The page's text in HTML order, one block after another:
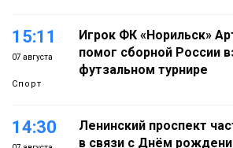
15:11
07 августа
Спорт
Игрок ФК «Норильск»
помог сборной России
футзальном турнире
14:30
Ленинский проспект
в связи с Днём